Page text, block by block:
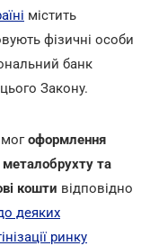
містить
фізичні особи
банк
Закону.
оформлення
металобрухту та
кошти відповідно
деяких
ринку